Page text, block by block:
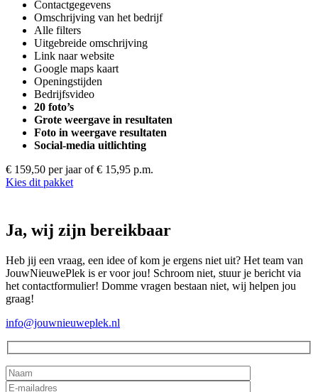
Contactgegevens
Omschrijving van het bedrijf
Alle filters
Uitgebreide omschrijving
Link naar website
Google maps kaart
Openingstijden
Bedrijfsvideo
20 foto’s
Grote weergave in resultaten
Foto in weergave resultaten
Social-media uitlichting
€ 159,50 per jaar of € 15,95 p.m.
Kies dit pakket
Ja, wij zijn bereikbaar
Heb jij een vraag, een idee of kom je ergens niet uit? Het team van
JouwNieuwePlek is er voor jou! Schroom niet, stuur je bericht via
het contactformulier! Domme vragen bestaan niet, wij helpen jou
graag!
info@jouwnieuweplek.nl